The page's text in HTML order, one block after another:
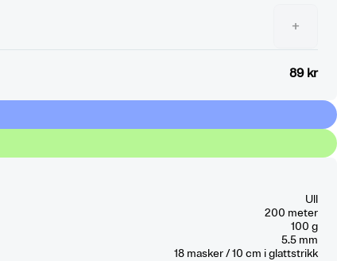
+
89 kr
Ull
200 meter
100 g
5.5 mm
18 masker / 10 cm i glattstrikk